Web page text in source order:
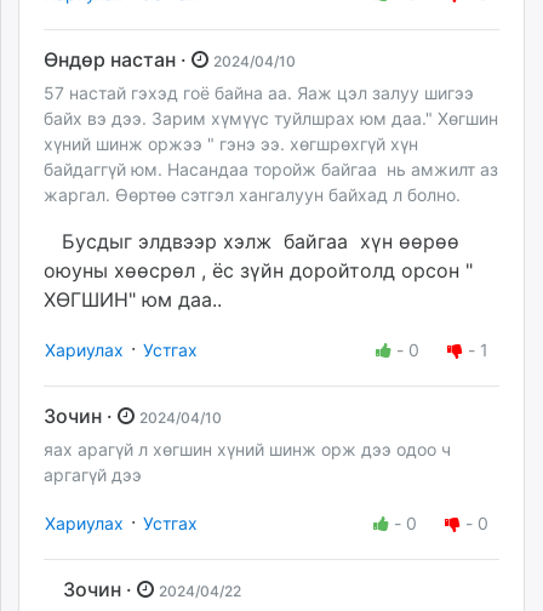
Өндөр настан · 2024/04/10
57 настай гэхэд гоё байна аа. Яаж цэл залуу шигээ
байх вэ дээ. Зарим хүмүүс туйлшрах юм даа." Хөгшин
хүний шинж оржээ " гэнэ ээ. хөгшрөхгүй хүн
байдаггүй юм. Насандаа торойж байгаа нь амжилт аз
жаргал. Өөртөө сэтгэл хангалуун байхад л болно.
Бусдыг элдвээр хэлж байгаа хүн өөрөө
оюуны хөөсрөл , ёс зүйн доройтолд орсон "
ХӨГШИН" юм даа..
Хариулах · Устгах - 0 - 1
Зочин · 2024/04/10
яах арагүй л хөгшин хүний шинж орж дээ одоо ч
аргагүй дээ
Хариулах · Устгах - 0 - 0
Зочин · 2024/04/22